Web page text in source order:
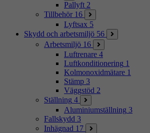
Pallyft 2
Tillbehör 16
Lyftsax 5
Skydd och arbetsmiljö 56
Arbetsmiljö 16
Luftrenare 4
Luftkonditionering 1
Kolmonoxidmätare 1
Stämp 3
Väggstöd 2
Ställning 4
Aluminiumställning 3
Fallskydd 3
Inhägnad 17